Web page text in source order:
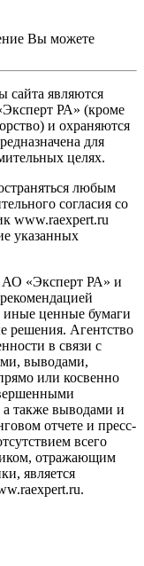
Вы можете
являются
РА» (кроме
и охраняются
для
целях.
любым
согласия со
www.raexpert.ru
указанных
«Эксперт РА» и
иные ценные бумаги
решения. Агентство
в связи с
выводами,
или косвенно
также выводами и
отчете и пресс-
всего
отражающим
является